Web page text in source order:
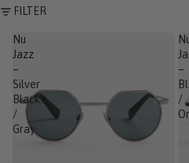
FILTER
Nu
Jazz
–
Silver
Black
/
Gray
–
/